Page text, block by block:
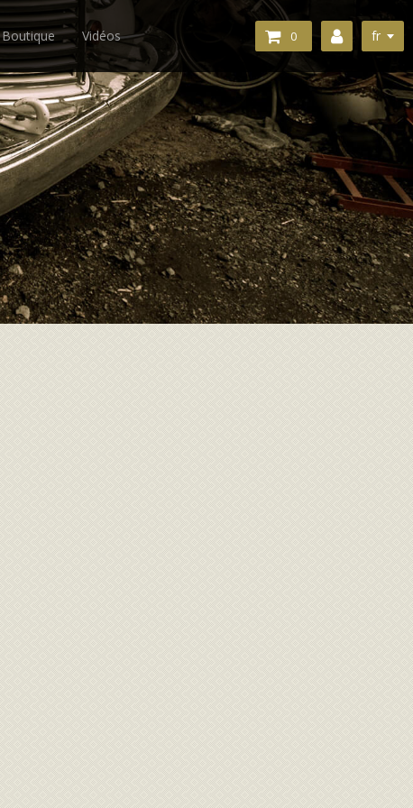
Boutique Vidéos 0 fr